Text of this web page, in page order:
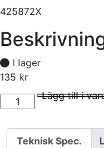
425872X
I lager
135 kr
I lager
Fälg SCT 2.2/3.0" Svart 4WD/2WD Bak (2) mängd Lägg till i
Teknisk Spec.